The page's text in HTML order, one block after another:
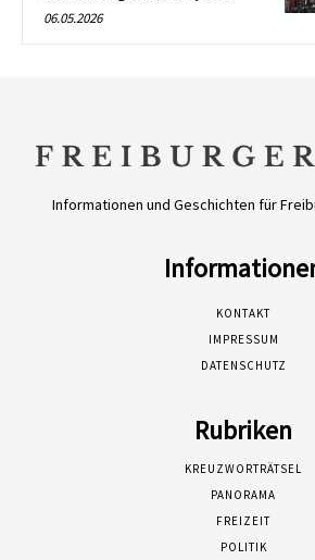
06.05.2026
Informationen und Geschichten für
KONTAKT
IMPRESSUM
DATENSCHUTZ
Rubriken
KREUZWORTRÄTSEL
PANORAMA
FREIZEIT
POLITIK